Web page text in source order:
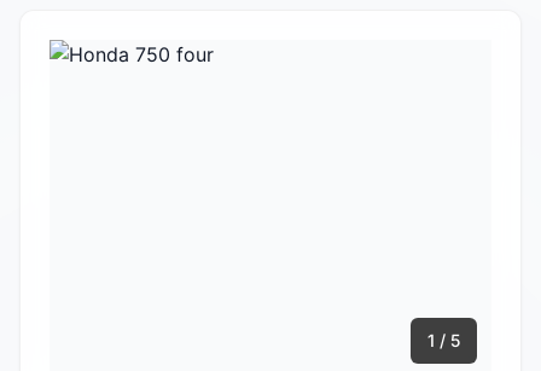
1 / 5